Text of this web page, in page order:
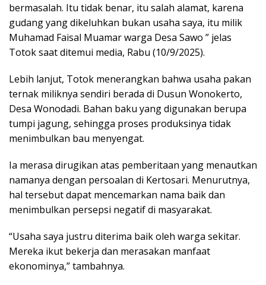
bermasalah. Itu tidak benar, itu salah alamat, karena
gudang yang dikeluhkan bukan usaha saya, itu milik
Muhamad Faisal Muamar warga Desa Sawo ” jelas
Totok saat ditemui media, Rabu (10/9/2025).
Lebih lanjut, Totok menerangkan bahwa usaha pakan
ternak miliknya sendiri berada di Dusun Wonokerto,
Desa Wonodadi. Bahan baku yang digunakan berupa
tumpi jagung, sehingga proses produksinya tidak
menimbulkan bau menyengat.
Ia merasa dirugikan atas pemberitaan yang menautkan
namanya dengan persoalan di Kertosari. Menurutnya,
hal tersebut dapat mencemarkan nama baik dan
menimbulkan persepsi negatif di masyarakat.
“Usaha saya justru diterima baik oleh warga sekitar.
Mereka ikut bekerja dan merasakan manfaat
ekonominya,” tambahnya.